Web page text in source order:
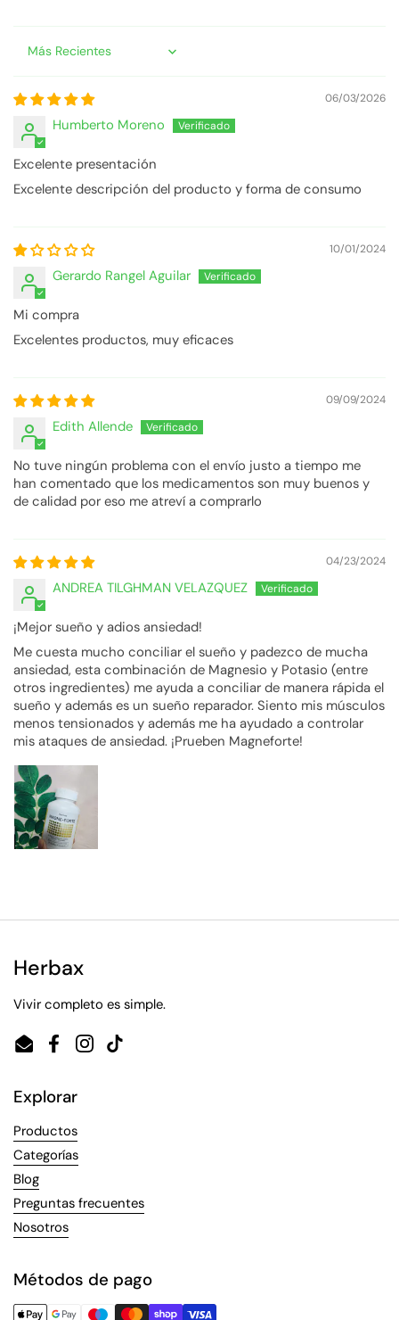
Sort by
06/03/2026
Humberto Moreno
Excelente presentación
Excelente descripción del producto y forma de consumo
10/01/2024
Gerardo Rangel Aguilar
Mi compra
Excelentes productos, muy eficaces
09/09/2024
Edith Allende
No tuve ningún problema con el envío justo a tiempo me
han comentado que los medicamentos son muy buenos y
de calidad por eso me atreví a comprarlo
04/23/2024
ANDREA TILGHMAN VELAZQUEZ
¡Mejor sueño y adios ansiedad!
Me cuesta mucho conciliar el sueño y padezco de mucha
ansiedad, esta combinación de Magnesio y Potasio (entre
otros ingredientes) me ayuda a conciliar de manera rápida el
sueño y además es un sueño reparador. Siento mis músculos
menos tensionados y además me ha ayudado a controlar
mis ataques de ansiedad. ¡Prueben Magneforte!
Herbax
Vivir completo es simple.
EmailFacebook
Instagram
TikTok
Explorar
Productos
Categorías
Blog
Preguntas frecuentes
Nosotros
Métodos de pago